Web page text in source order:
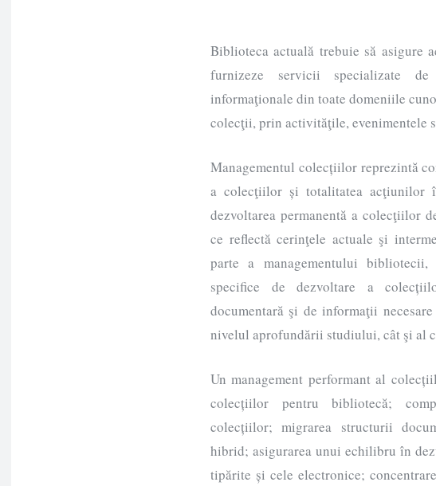
Biblioteca actuală trebuie să asigure
furnizeze servicii specializate
informaţionale din toate domeniile
colecţii, prin activităţile, evenimentele
Managementul colecțiilor reprezintă
a colecţiilor și totalitatea acţiunilor
dezvoltarea permanentă a colecţiilor
ce reflectă cerinţele actuale şi
parte a managementului
specifice de dezvoltare a
documentară şi de informaţii
nivelul aprofundării studiului, cât şi al
Un management performant al
colecțiilor pentru bibliotecă;
colecțiilor; migrarea structurii
hibrid; asigurarea unui echilibru în
tipărite și cele electronice;